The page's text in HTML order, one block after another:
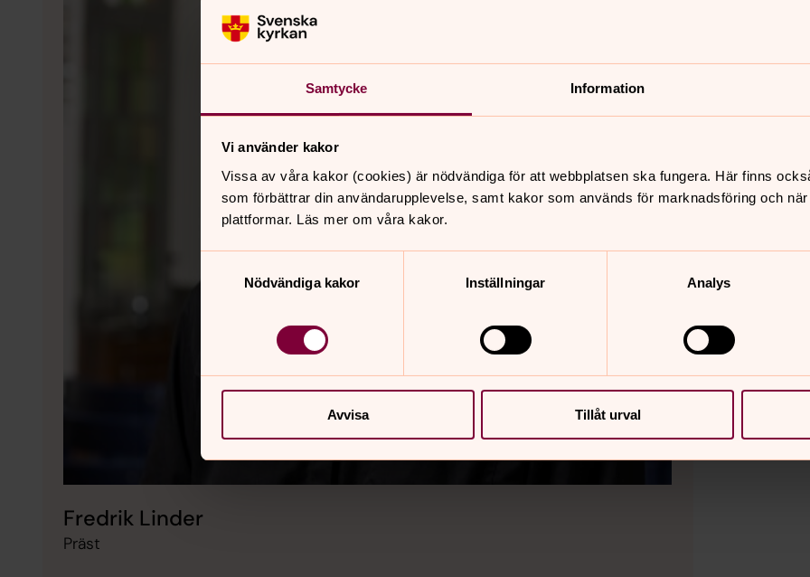
Samtycke Information
Vi använder kakor
Vissa av våra kakor (cookies) är nödvändiga för att webbplatsen ska fungera. Här finns
som förbättrar din användarupplevelse, samt kakor som används för marknadsföring och
plattformar. Läs mer om våra kakor.
Nödvändiga kakor
Inställningar Analys
Avvisa Tillåt urval
Fredrik Linder
Präst